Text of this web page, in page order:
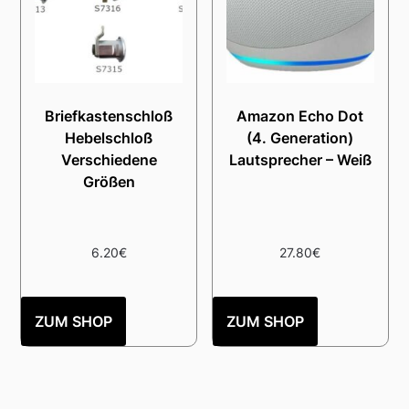
Briefkastenschloß
Hebelschloß
Verschiedene
Größen
6.20€
ZUM SHOP
Amazon Echo Dot
(4. Generation)
Lautsprecher – Weiß
27.80€
ZUM SHOP